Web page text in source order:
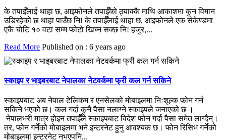
के तपाईँलाई थाहा छ, आइफोनले तपाईँको ठ्याक्कै माथि आकाशमा कुन विमान
उडिरहेको छ थाहा पाउँछ नि! के तपाईँलाई थाहा छ, आइफोनले एक सेकेण्डमा
एकै चोटि १० वटा सम्म फोटो खिच्न सक्छ नि! हजुर,...
Read More Published on : 6 years ago
स्काइप र भाइबरबाट नेपालका नेटवर्कमा फ्री कल गर्न सकिने
स्काइपबाट अब नेपाल टेलिकम र एनसेलको मोबाइलमा निःशूल्क फोन गर्न
सकिने भएको छ। कल गर्दा कुनै पैसा नलाग्ने स्काइपले जनाएको छ ।
नेपालभरी मात्र होइन तपाईँले स्काइपबाट विदेश फोन गर्दा पैसा समेत लाग्दैन्।
तर, फोन गर्नेको मोबाइलमा भने इन्टरनेट हुनु आवश्यक छ। फोन रिसिभ गर्नेको
मोबाइलमा इन्टरनेट नभएपनि...